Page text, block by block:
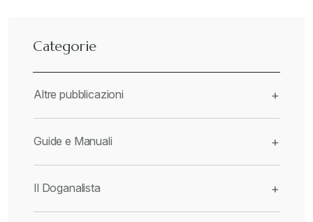
Categorie
Altre pubblicazioni +
Guide e Manuali +
Il Doganalista +